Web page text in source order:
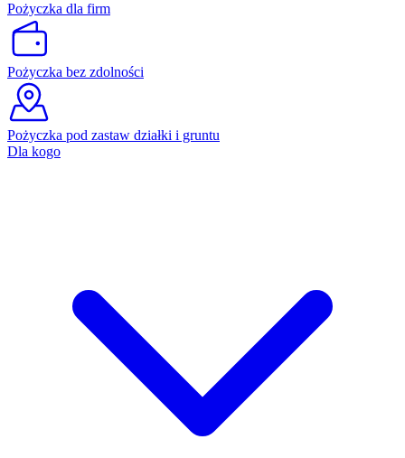
Pożyczka dla firm
Pożyczka bez zdolności
Pożyczka pod zastaw działki i gruntu
Dla kogo